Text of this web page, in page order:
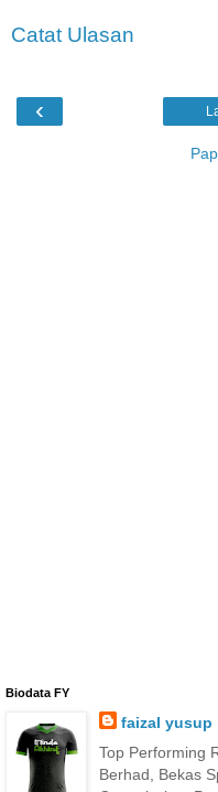
Catat Ulasan
‹
Biodata FY
faizal yusup
Top Performing
Berhad, Bekas